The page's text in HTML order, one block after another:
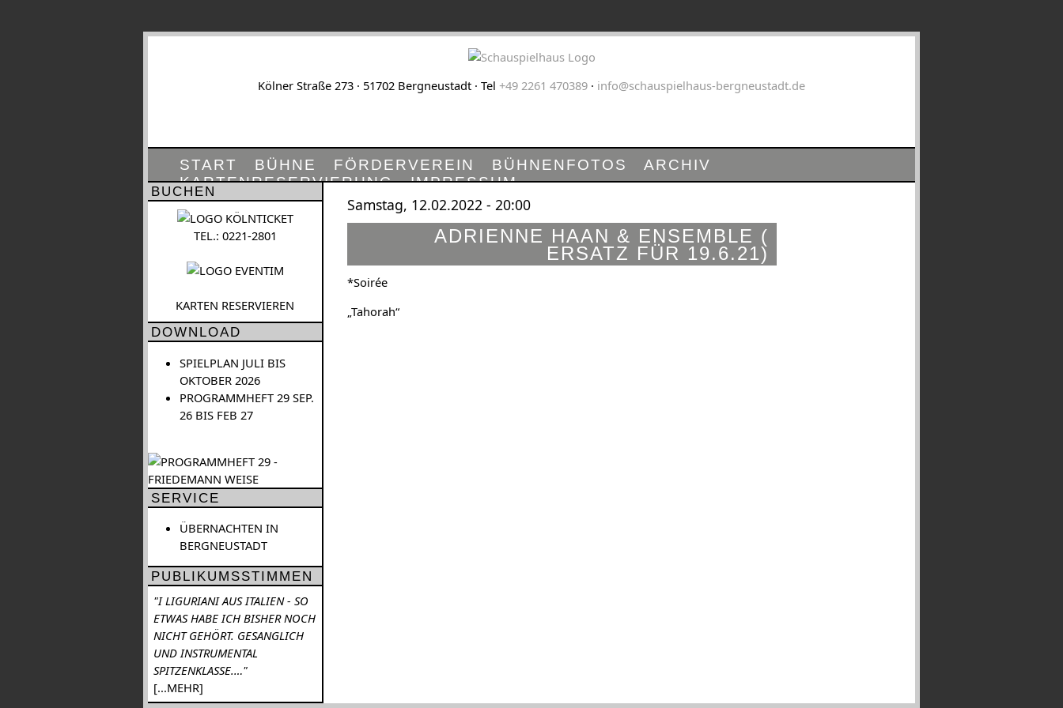
Kölner Straße 273 · 51702 Bergneustadt · Tel +49 2261 470389 · info@schauspielhaus-bergneustadt.de
START BÜHNE FÖRDERVEREIN BÜHNENFOTOS
ARCHIV
KARTENRESERVIERUNG
IMPRESSUM
BUCHEN
TEL.: 0221-2801
KARTEN RESERVIEREN
DOWNLOAD
SPIELPLAN JULI BIS
OKTOBER 2026
PROGRAMMHEFT 29 SEP.
26 BIS FEB 27
SERVICE
ÜBERNACHTEN IN
BERGNEUSTADT
PUBLIKUMSSTIMMEN
"I LIGURIANI AUS ITALIEN - SO
ETWAS HABE ICH BISHER NOCH
NICHT GEHÖRT. GESANGLICH
UND INSTRUMENTAL
SPITZENKLASSE.…"
[...MEHR]
Samstag, 12.02.2022 - 20:00
ADRIENNE HAAN & ENSEMBLE (
ERSATZ FÜR 19.6.21)
*Soirée
„Tahorah“